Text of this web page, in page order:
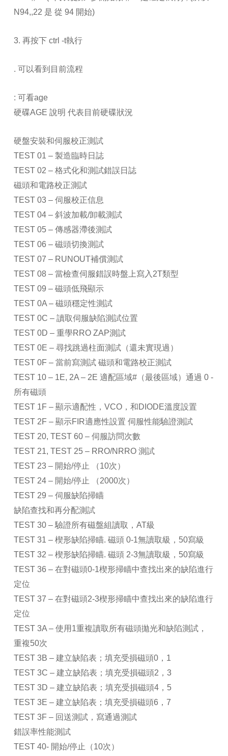
N94,,22 是 從 94 開始)
3. 再按下 ctrl -t執行
. 可以看到目前流程
: 可看age
硬碟AGE 說明 代表目前硬碟狀況
硬盤安裝和伺服校正測試
TEST 01 – 製造臨時日誌
TEST 02 – 格式化和測試錯誤日誌
磁頭和電路校正測試
TEST 03 – 伺服校正信息
TEST 04 – 斜波加載/卸載測試
TEST 05 – 傳感器滯後測試
TEST 06 – 磁頭切換測試
TEST 07 – RUNOUT補償測試
TEST 08 – 當檢查伺服錯誤時盤上寫入2T類型
TEST 09 – 磁頭低飛顯示
TEST 0A – 磁頭穩定性測試
TEST 0C – 讀取伺服缺陷測試位置
TEST 0D – 重學RRO ZAP測試
TEST 0E – 尋找跳過柱面測試（還未實現過）
TEST 0F – 當前寫測試 磁頭和電路校正測試
TEST 10 – 1E, 2A – 2E 適配區域#（最後區域）通過 0 -
所有磁頭
TEST 1F – 顯示適配性，VCO，和DIODE溫度設置
TEST 2F – 顯示FIR適應性設置 伺服性能驗證測試
TEST 20, TEST 60 – 伺服訪問次數
TEST 21, TEST 25 – RRO/NRRO 測試
TEST 23 – 開始/停止 （10次）
TEST 24 – 開始/停止 （2000次）
TEST 29 – 伺服缺陷掃瞄
缺陷查找和再分配測試
TEST 30 – 驗證所有磁盤組讀取，AT級
TEST 31 – 楔形缺陷掃瞄. 磁頭 0-1無讀取級，50寫級
TEST 32 – 楔形缺陷掃瞄. 磁頭 2-3無讀取級，50寫級
TEST 36 – 在對磁頭0-1楔形掃瞄中查找出來的缺陷進行
定位
TEST 37 – 在對磁頭2-3楔形掃瞄中查找出來的缺陷進行
定位
TEST 3A – 使用1重複讀取所有磁頭拋光和缺陷測試，
重複50次
TEST 3B – 建立缺陷表；填充受損磁頭0，1
TEST 3C – 建立缺陷表；填充受損磁頭2，3
TEST 3D – 建立缺陷表；填充受損磁頭4，5
TEST 3E – 建立缺陷表；填充受損磁頭6，7
TEST 3F – 回送測試，寫通過測試
錯誤率性能測試
TEST 40- 開始/停止（10次）